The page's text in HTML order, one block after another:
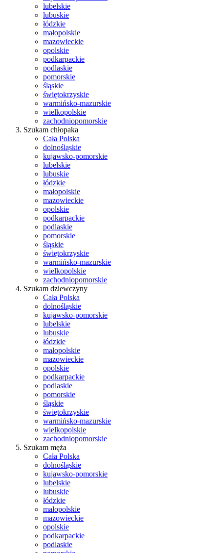
lubelskie
lubuskie
łódzkie
małopolskie
mazowieckie
opolskie
podkarpackie
podlaskie
pomorskie
śląskie
świętokrzyskie
warmińsko-mazurskie
wielkopolskie
zachodniopomorskie
Szukam chłopaka
Cała Polska
dolnośląskie
kujawsko-pomorskie
lubelskie
lubuskie
łódzkie
małopolskie
mazowieckie
opolskie
podkarpackie
podlaskie
pomorskie
śląskie
świętokrzyskie
warmińsko-mazurskie
wielkopolskie
zachodniopomorskie
Szukam dziewczyny
Cała Polska
dolnośląskie
kujawsko-pomorskie
lubelskie
lubuskie
łódzkie
małopolskie
mazowieckie
opolskie
podkarpackie
podlaskie
pomorskie
śląskie
świętokrzyskie
warmińsko-mazurskie
wielkopolskie
zachodniopomorskie
Szukam męża
Cała Polska
dolnośląskie
kujawsko-pomorskie
lubelskie
lubuskie
łódzkie
małopolskie
mazowieckie
opolskie
podkarpackie
podlaskie